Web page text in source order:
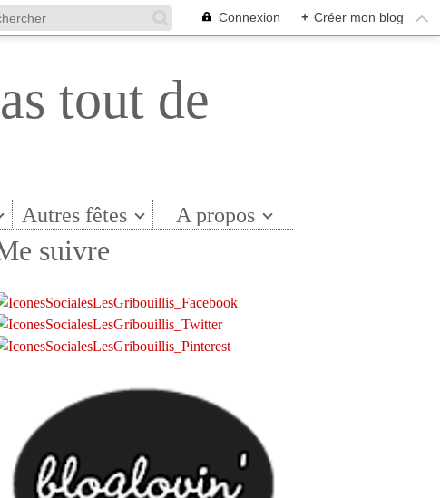
Connexion + Créer mon blog
tout de
Autres fêtes A propos
suivre